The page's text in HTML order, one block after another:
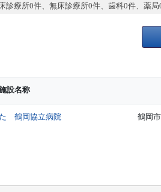
診療所0件、無床診療所0件、歯科0件、薬局
設名称
鶴岡協立病院 鶴岡